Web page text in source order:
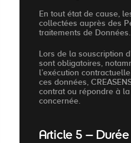
En tout état de cause,
collectées auprès des
traitements de Données.
Lors de la souscription
sont obligatoires,
l’exécution
ces données,
contrat ou répondre à
concernée.
Article 5 –